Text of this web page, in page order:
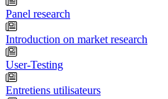
Panel research
Introduction on market research
User-Testing
Entretiens utilisateurs